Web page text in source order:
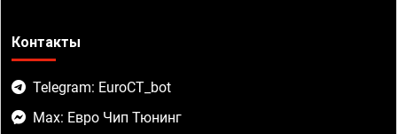
Контакты
Telegram: EuroCT_bot
Max: Евро Чип Тюнинг